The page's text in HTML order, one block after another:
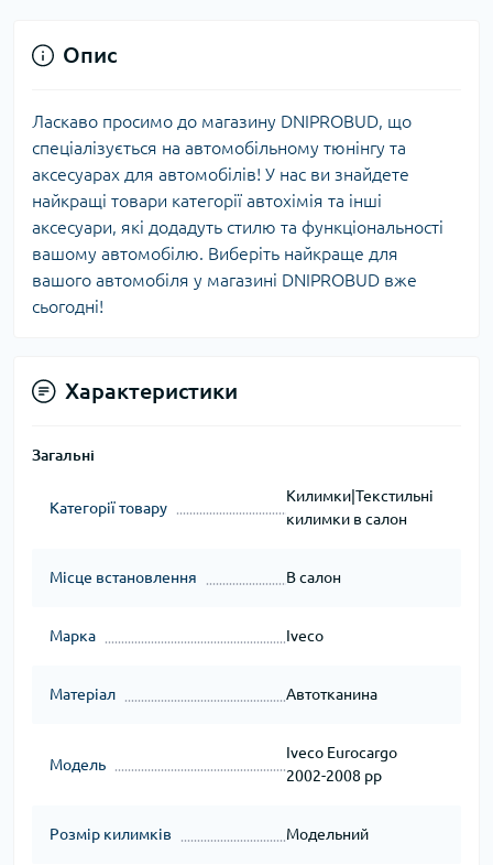
Опис
Ласкаво просимо до магазину DNIPROBUD, що
спеціалізується на автомобільному тюнінгу та
аксесуарах для автомобілів! У нас ви знайдете
найкращі товари категорії автохімія та інші
аксесуари, які додадуть стилю та функціональності
вашому автомобілю. Виберіть найкраще для
вашого автомобіля у магазині DNIPROBUD вже
сьогодні!
Характеристики
Загальні
Категорії товару
Килимки|Текстильні
килимки в салон
Місце встановлення В салон
Марка Iveco
Матеріал Автотканина
Модель
Iveco Eurocargo
2002-2008 рр
Розмір килимків Модельний